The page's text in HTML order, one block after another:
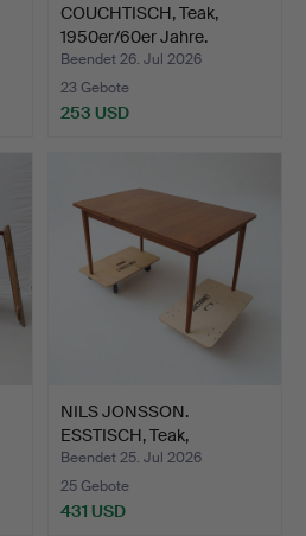
COUCHTISCH, Teak,
1950er/60er Jahre.
Beendet 26. Jul 2026
23 Gebote
253 USD
NILS JONSSON.
ESSTISCH, Teak,
1950er/60er …
Beendet 25. Jul 2026
25 Gebote
431 USD